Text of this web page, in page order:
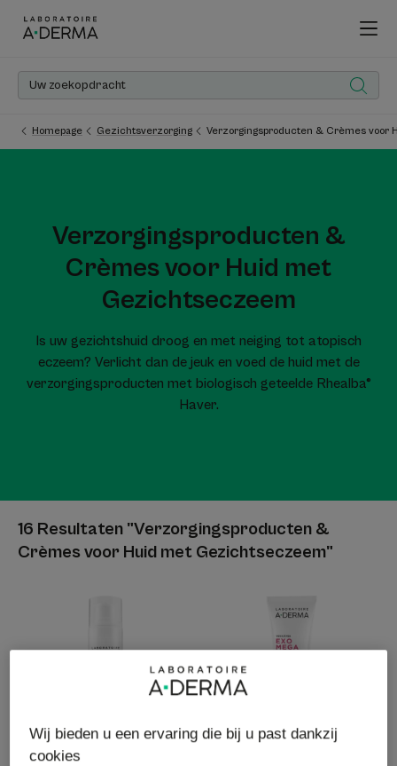
Homepage Gezichtsverzorging Verzorgingsproducten & Crèmes voor
Verzorgingsproducten &
Crèmes voor Huid met
Gezichtseczeem
Is uw gezichtshuid droog en met neiging tot atopisch
eczeem? Verlicht dan de jeuk en voed de huid met de
verzorgingsproducten met biologisch geteelde Rhealba®
Haver.
16 Resultaten "Verzorgingsproducten &
Crèmes voor Huid met Gezichtseczeem"
ooglidbalsem
Wij bieden u een ervaring die bij u past dankzij
cookies